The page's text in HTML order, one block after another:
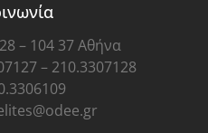
– 104 37 Αθήνα
– 210.3307128